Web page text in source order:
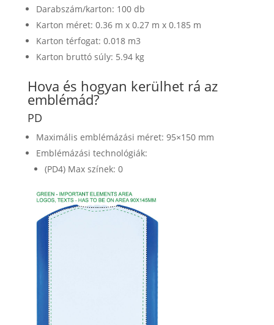
Darabszám/karton: 100 db
Karton méret: 0.36 m x 0.27 m x 0.185 m
Karton térfogat: 0.018 m3
Karton bruttó súly: 5.94 kg
Hova és hogyan kerülhet rá az
emblémád?
PD
Maximális emblémázási méret: 95×150 mm
Emblémázási technológiák:
(PD4) Max színek: 0